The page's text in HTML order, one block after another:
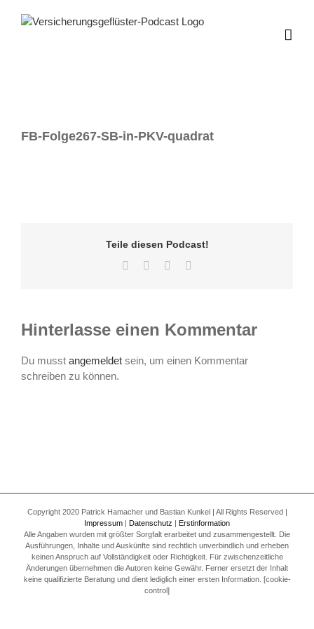
Inhalt
FB-Folge267-SB-in-PKV-quadrat
Teile diesen Podcast!
Facebook
TwitterLinkedIn
Hinterlasse einen Kommentar
Du musst angemeldet sein, um einen Kommentar
schreiben zu können.
Copyright 2020 Patrick Hamacher und Bastian Kunkel | All Rights Reserved |
Impressum | Datenschutz | Erstinformation
Alle Angaben wurden mit größter Sorgfalt erarbeitet und zusammengestellt. Die
Ausführungen, Inhalte und Auskünfte sind rechtlich unverbindlich und erheben
keinen Anspruch auf Vollständigkeit oder Richtigkeit. Für zwischenzeitliche
Änderungen übernehmen die Autoren keine Gewähr. Ferner ersetzt der Inhalt
keine qualifizierte Beratung und dient lediglich einer ersten Information. [cookie-
control]